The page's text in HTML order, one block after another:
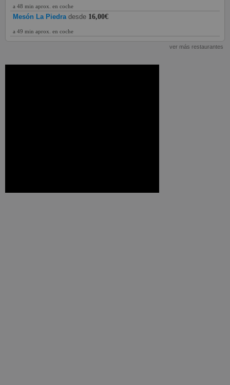
a 48 min aprox. en coche
Mesón La Piedradesde 16,00€
a 49 min aprox. en coche
ver más restaurantes